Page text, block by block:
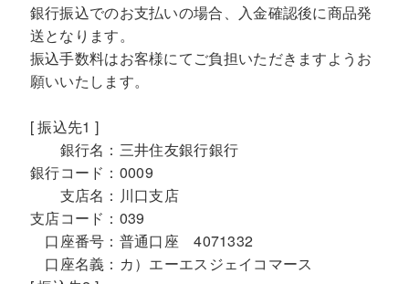
銀行振込でのお支払いの場合、入金確認後に商品発
送となります。
振込手数料はお客様にてご負担いただきますようお
願いいたします。
[ 振込先1 ]
銀行名： 三井住友銀行銀行
銀行コード： 0009
支店名： 川口支店
支店コード： 039
口座番号： 普通口座 4071332
口座名義： カ）エーエスジェイコマース